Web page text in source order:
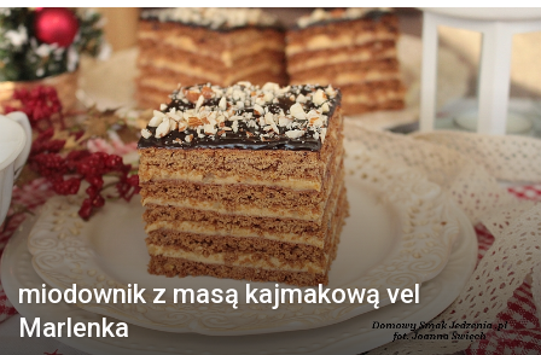
miodownik z masą kajmakową vel
Marlenka